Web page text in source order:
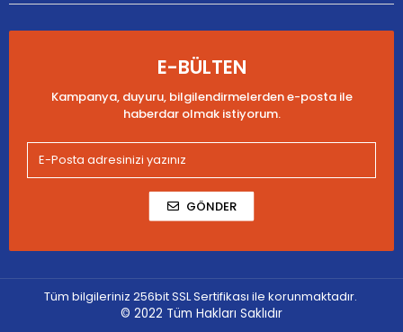
E-BÜLTEN
Kampanya, duyuru, bilgilendirmelerden e-posta ile
haberdar olmak istiyorum.
GÖNDER
Tüm bilgileriniz 256bit SSL Sertifikası ile korunmaktadır.
© 2022 Tüm Hakları Saklıdır